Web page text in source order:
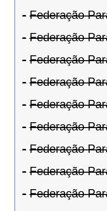
- Federação
- Federação
- Federação
- Federação
- Federação
- Federação
- Federação
- Federação
- Federação